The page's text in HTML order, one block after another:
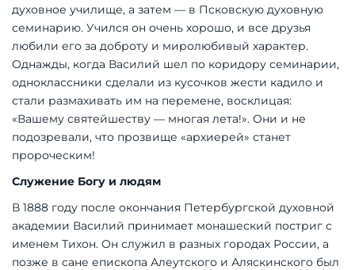
духовное училище, а затем — в Псковскую духовную
семинарию. Учился он очень хорошо, и все друзья
любили его за доброту и миролюбивый характер.
Однажды, когда Василий шел по коридору семинарии,
одноклассники сделали из кусочков жести кадило и
стали размахивать им на перемене, восклицая:
«Вашему святейшеству — многая лета!». Они и не
подозревали, что прозвище «архиерей» станет
пророческим!
Служение Богу и людям
В 1888 году после окончания Петербургской духовной
академии Василий принимает монашеский постриг с
именем Тихон. Он служил в разных городах России, а
позже в сане епископа Алеутского и Аляскинского был